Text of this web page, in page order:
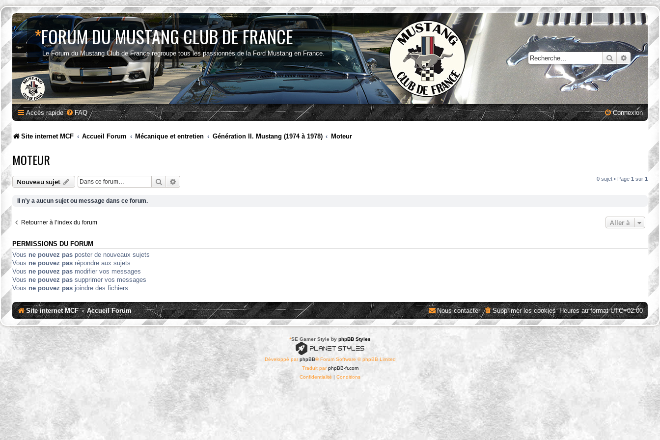
*FORUM DU MUSTANG CLUB DE FRANCE
Le Forum du Mustang Club de France regroupe tous les passionnés de la Ford Mustang en France. Rechercher
Accès rapide FAQ Connexion
Site internet MCF Accueil Forum Mécanique et entretien Génération II. Mustang (1974 à 1978) Moteur
MOTEUR
Nouveau sujet Rechercher 0 sujet • Page 1 sur 1
Il n’y a aucun sujet ou message dans ce forum.
Retourner à l’index du forum Aller à
PERMISSIONS DU FORUM
Vous ne pouvez pas poster de nouveaux sujets
Vous ne pouvez pas répondre aux sujets
Vous ne pouvez pas modifier vos messages
Vous ne pouvez pas supprimer vos messages
Vous ne pouvez pas joindre des fichiers
Site internet MCF Accueil Forum Heures au formatUTC+02:00
Supprimer les cookies
Nous contacter
*SE Gamer Style by phpBB Styles
Développé parphpBB® Forum Software © phpBB Limited
Traduit parphpBB-fr.com
Confidentialité | Conditions